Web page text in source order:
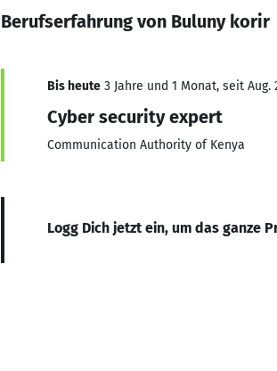
Berufserfahrung von Buluny korir
Bis heute 3 Jahre und 1 Monat, seit Aug.
Cyber security expert
Communication Authority of Kenya
Logg Dich jetzt ein, um das ganze